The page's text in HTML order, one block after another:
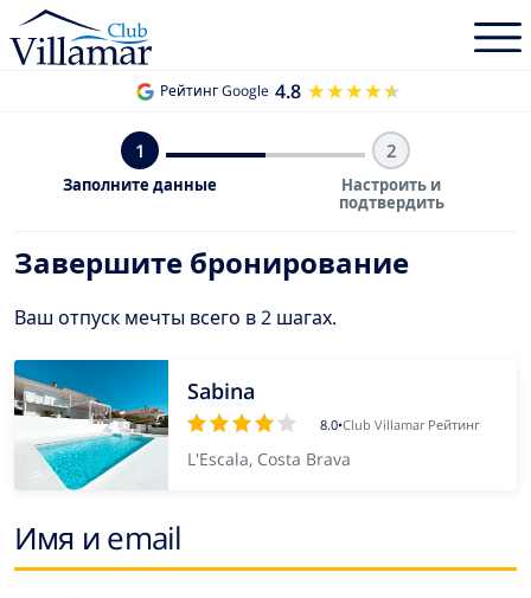
Рейтинг Google 4.8 ★★★★★
★★★★★
1
Заполните данные
2
Настроить и
подтвердить
Завершите бронирование
Ваш отпуск мечты всего в 2 шагах.
Sabina
8.0•Club Villamar Рейтинг
L'Escala, Costa Brava
Имя и email